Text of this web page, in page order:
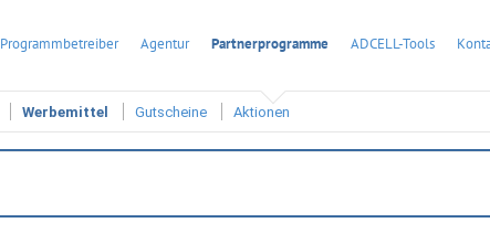
Programmbetreiber Agentur Partnerprogramme ADCELL-Tools
Werbemittel Gutscheine Aktionen